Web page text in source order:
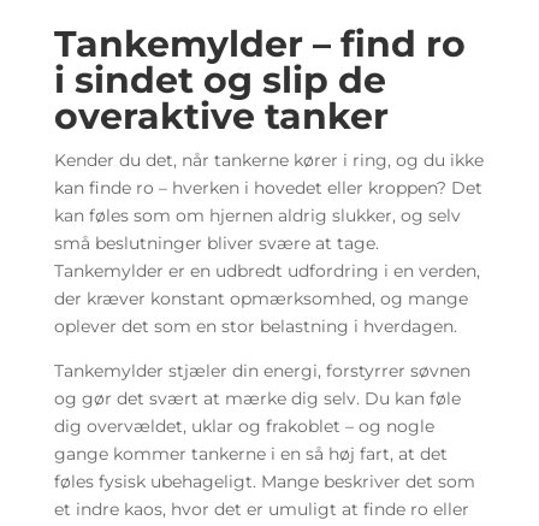
Tankemylder – find ro
i sindet og slip de
overaktive tanker
Kender du det, når tankerne kører i ring, og du ikke
kan finde ro – hverken i hovedet eller kroppen? Det
kan føles som om hjernen aldrig slukker, og selv
små beslutninger bliver svære at tage.
Tankemylder er en udbredt udfordring i en verden,
der kræver konstant opmærksomhed, og mange
oplever det som en stor belastning i hverdagen.
Tankemylder stjæler din energi, forstyrrer søvnen
og gør det svært at mærke dig selv. Du kan føle
dig overvældet, uklar og frakoblet – og nogle
gange kommer tankerne i en så høj fart, at det
føles fysisk ubehageligt. Mange beskriver det som
et indre kaos, hvor det er umuligt at finde ro eller